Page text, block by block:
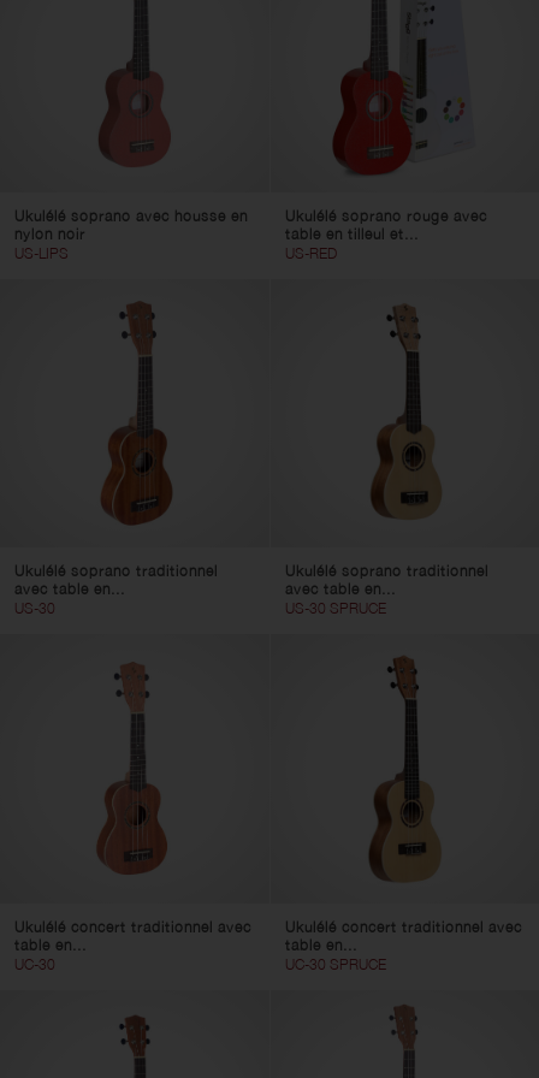
Ukulélé soprano avec housse en
nylon noir
US-LIPS
Ukulélé soprano rouge avec
table en tilleul et...
US-RED
Ukulélé soprano traditionnel
avec table en...
US-30
Ukulélé soprano traditionnel
avec table en...
US-30 SPRUCE
Ukulélé concert traditionnel avec
table en...
UC-30
Ukulélé concert traditionnel avec
table en...
UC-30 SPRUCE